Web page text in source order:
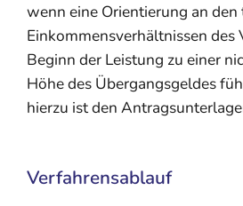
wenn eine Orientierung an den
Einkommensverhältnissen des
Beginn der Leistung zu einer
Höhe des Übergangsgeldes
hierzu ist den
Verfahrensablauf